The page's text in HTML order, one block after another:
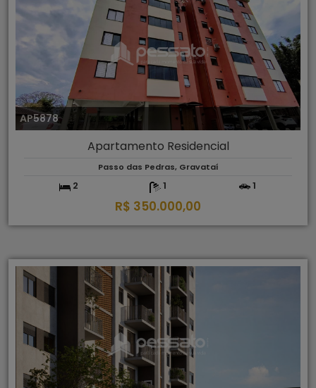
AP5878
Apartamento Residencial
Passo das Pedras, Gravataí
2 1 1
R$ 350.000,00